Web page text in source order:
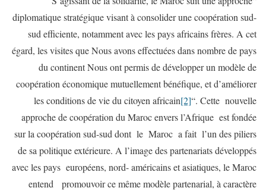
diplomatique stratégique visant à consolider une coopération sud-
sud efficiente, notamment avec les pays africains frères. A cet
égard, les visites que Nous avons effectuées dans nombre de pays
du continent Nous ont permis de développer un modèle de
coopération économique mutuellement bénéfique, et d’améliorer
les conditions de vie du citoyen africain[2]“. Cette nouvelle
approche de coopération du Maroc envers l’Afrique est fondée
sur la coopération sud-sud dont le Maroc a fait l’un des piliers
de sa politique extérieure. A l’image des partenariats développés
avec les pays européens, nord- américains et asiatiques, le Maroc
entend promouvoir ce même modèle partenarial, à caractère